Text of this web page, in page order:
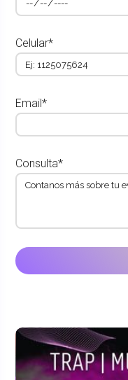
Celular*
Email*
Consulta*